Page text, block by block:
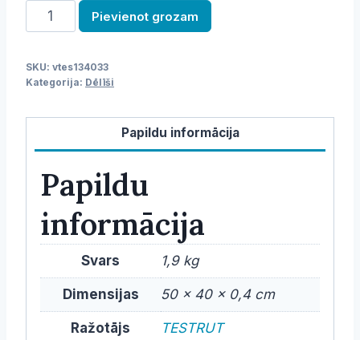
Sadales
dēlis
mm
Pievienot grozam
SKU: vtes134033
Kategorija: Dēlīši
Papildu informācija
Papildu
informācija
Svars 1,9 kg
Dimensijas 50 × 40 × 0,4 cm
Ražotājs TESTRUT